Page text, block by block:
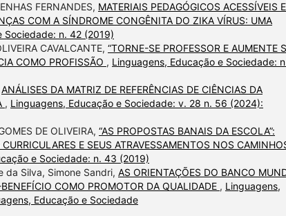
FERNANDES, MATERIAIS PEDAGÓGICOS ACESSÍVEIS E
COM A SÍNDROME CONGÊNITA DO ZIKA VÍRUS: UMA
Sociedade: n. 42 (2019)
CAVALCANTE, “TORNE-SE PROFESSOR E AUMENTE
COMO PROFISSÃO , Linguagens, Educação e Sociedade:
ANÁLISES DA MATRIZ DE REFERÊNCIAS DE CIÊNCIAS DA
, Linguagens, Educação e Sociedade: v. 28 n. 56 (2024):
DE OLIVEIRA, “AS PROPOSTAS BANAIS DA ESCOLA”:
E SEUS ATRAVESSAMENTOS NOS
e Sociedade: n. 43 (2019)
da Silva, Simone Sandri, AS ORIENTAÇÕES DO BANCO
COMO PROMOTOR DA QUALIDADE , Linguagens,
Educação e Sociedade